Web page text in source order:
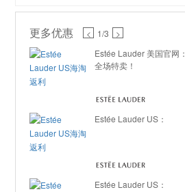
更多优惠 < 1/3
>
Estée Lauder 美国官网：
全场特卖！
Estée Lauder US：
Estée Lauder US：